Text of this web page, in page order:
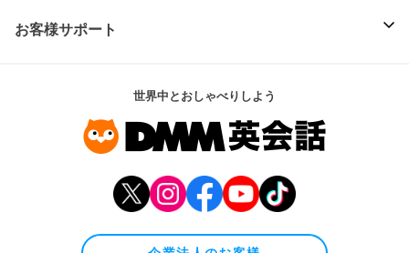
お客様サポート
世界中とおしゃべりしよう